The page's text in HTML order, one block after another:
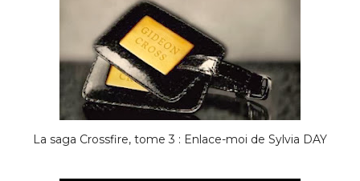
La saga Crossfire, tome 3 : Enlace-moi de Sylvia DAY